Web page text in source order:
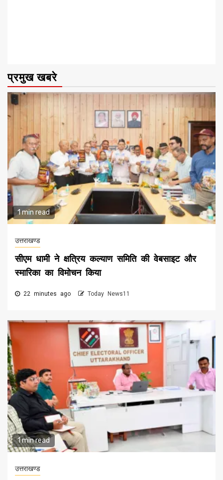
प्रमुख खबरे
1 min read
उत्तराखण्ड
सीएम धामी ने क्षत्रिय कल्याण समिति की वेबसाइट और
स्मारिका का विमोचन किया
22 minutes ago Today News11
1 min read
उत्तराखण्ड